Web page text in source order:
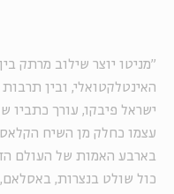
"מניטו יוצר שילוב מרתק
האינטלקטואלי, ובין
ישראל פיבקו, עורך כתביו
עצמו כחלק מן השיח
בארבע האמות של העולם
כול שולט בנצרות,